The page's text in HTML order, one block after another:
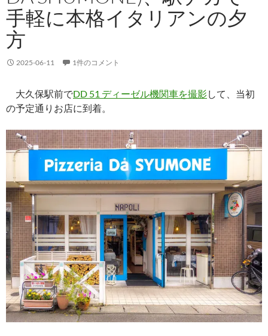
手軽に本格イタリアンの夕
方
2025-06-11 1件のコメント
大久保駅前でDD 51 ディーゼル機関車を撮影して、当初
の予定通りお店に到着。